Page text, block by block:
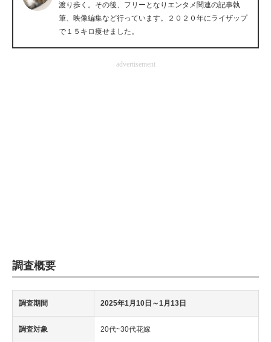
マーケ×ITの今がよく分かる
ITエンジニア向け専門サイト
企業向けIT製品の総合サイト
ちょっと気になるネットの話題
渡り歩く。その後、フリーとなりエンタメ関連の記事執
筆、映像編集など行っています。２０２０年にライザップ
で１５キロ痩せました。
advertisement
調査概要
調査期間 2025年1月10日～1月13日
調査対象 20代~30代花嫁